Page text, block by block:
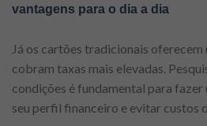
vantagens para o dia a dia
Já os cartões tradicionais oferecem
cobram taxas mais elevadas.
condições é fundamental para fazer
seu perfil financeiro e evitar custos